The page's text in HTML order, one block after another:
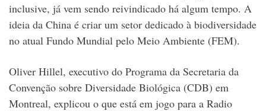
inclusive, já vem sendo reivindicado há algum tempo. A
ideia da China é criar um setor dedicado à biodiversidade
no atual Fundo Mundial pelo Meio Ambiente (FEM).
Oliver Hillel, executivo do Programa da Secretaria da
Convenção sobre Diversidade Biológica (CDB) em
Montreal, explicou o que está em jogo para a Radio